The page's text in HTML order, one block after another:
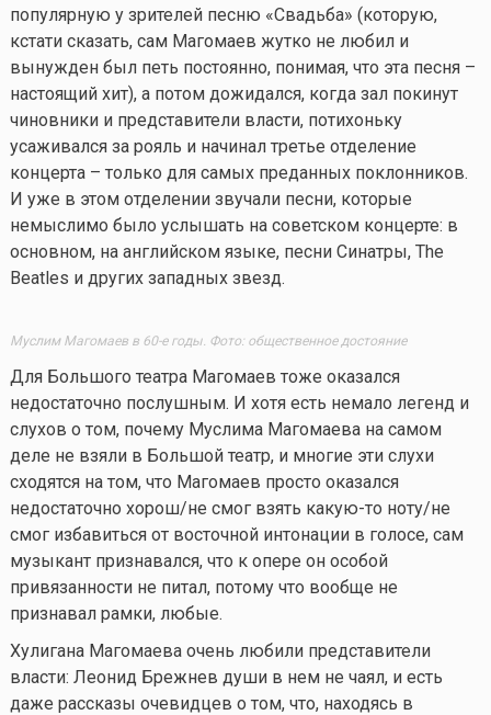
популярную у зрителей песню «Свадьба» (которую,
кстати сказать, сам Магомаев жутко не любил и
вынужден был петь постоянно, понимая, что эта песня –
настоящий хит), а потом дожидался, когда зал покинут
чиновники и представители власти, потихоньку
усаживался за рояль и начинал третье отделение
концерта – только для самых преданных поклонников.
И уже в этом отделении звучали песни, которые
немыслимо было услышать на советском концерте: в
основном, на английском языке, песни Синатры, The
Beatles и других западных звезд.
Муслим Магомаев в 60-е годы. Фото: общественное достояние
Для Большого театра Магомаев тоже оказался
недостаточно послушным. И хотя есть немало легенд и
слухов о том, почему Муслима Магомаева на самом
деле не взяли в Большой театр, и многие эти слухи
сходятся на том, что Магомаев просто оказался
недостаточно хорош/не смог взять какую-то ноту/не
смог избавиться от восточной интонации в голосе, сам
музыкант признавался, что к опере он особой
привязанности не питал, потому что вообще не
признавал рамки, любые.
Хулигана Магомаева очень любили представители
власти: Леонид Брежнев души в нем не чаял, и есть
даже рассказы очевидцев о том, что, находясь в